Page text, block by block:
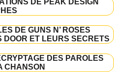
DE PEAK DESIGN
DE GUNS N’ ROSES
DOOR ET LEURS SECRETS
DES PAROLES
CHANSON